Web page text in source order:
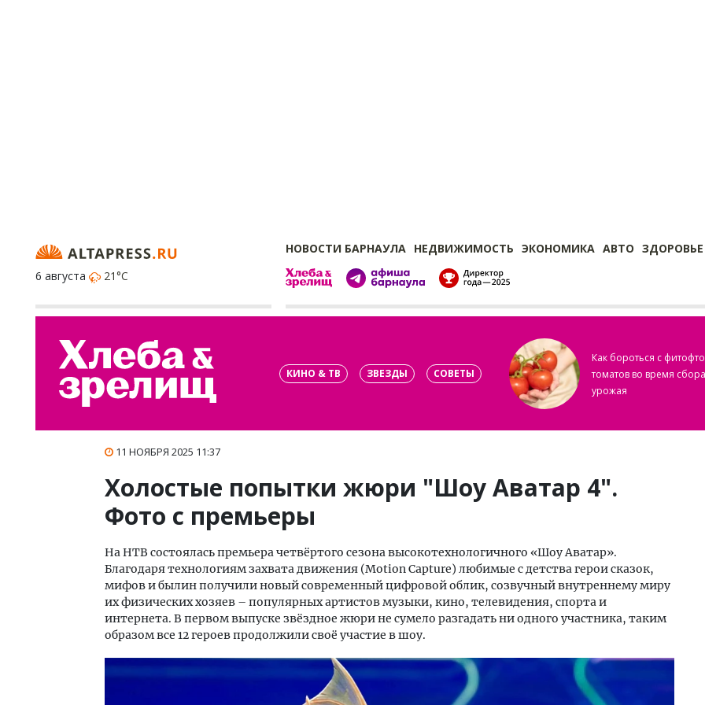
НОВОСТИ БАРНАУЛА НЕДВИЖИМОСТЬ ЭКОНОМИКА АВТО ЗДОРОВЬЕ
6 августа
21°C
КИНО & ТВ ЗВЕЗДЫ СОВЕТЫ
Как бороться с
томатов во время сбора
урожая
11 НОЯБРЯ 2025 11:37
Холостые попытки жюри "Шоу Аватар 4".
Фото с премьеры
На НТВ состоялась премьера четвёртого сезона высокотехнологичного «Шоу Аватар».
Благодаря технологиям захвата движения (Motion Capture) любимые с детства герои сказок,
мифов и былин получили новый современный цифровой облик, созвучный внутреннему миру
их физических хозяев – популярных артистов музыки, кино, телевидения, спорта и
интернета. В первом выпуске звёздное жюри не сумело разгадать ни одного участника, таким
образом все 12 героев продолжили своё участие в шоу.